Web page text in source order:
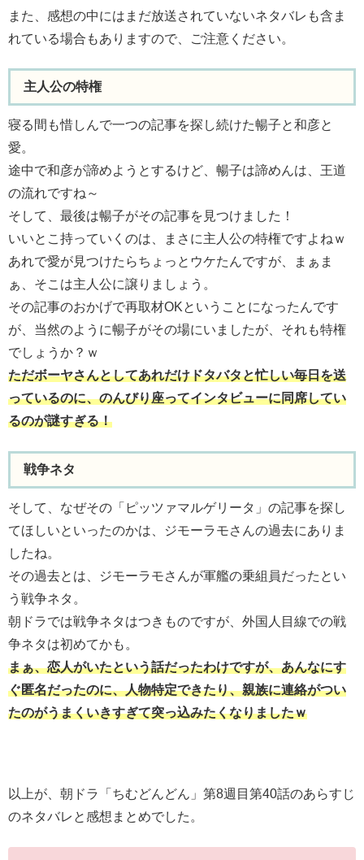
また、感想の中にはまだ放送されていないネタバレも含ま
れている場合もありますので、ご注意ください。
主人公の特権
寝る間も惜しんで一つの記事を探し続けた暢子と和彦と
愛。
途中で和彦が諦めようとするけど、暢子は諦めんは、王道
の流れですね～
そして、最後は暢子がその記事を見つけました！
いいとこ持っていくのは、まさに主人公の特権ですよねｗ
あれで愛が見つけたらちょっとウケたんですが、まぁま
ぁ、そこは主人公に譲りましょう。
その記事のおかげで再取材OKということになったんです
が、当然のように暢子がその場にいましたが、それも特権
でしょうか？ｗ
ただボーヤさんとしてあれだけドタバタと忙しい毎日を送
っているのに、のんびり座ってインタビューに同席してい
るのが謎すぎる！
戦争ネタ
そして、なぜその「ピッツァマルゲリータ」の記事を探し
てほしいといったのかは、ジモーラモさんの過去にありま
したね。
その過去とは、ジモーラモさんが軍艦の乗組員だったとい
う戦争ネタ。
朝ドラでは戦争ネタはつきものですが、外国人目線での戦
争ネタは初めてかも。
まぁ、恋人がいたという話だったわけですが、あんなにす
ぐ匿名だったのに、人物特定できたり、親族に連絡がつい
たのがうまくいきすぎて突っ込みたくなりましたｗ
以上が、朝ドラ「ちむどんどん」第8週目第40話のあらすじ
のネタバレと感想まとめでした。